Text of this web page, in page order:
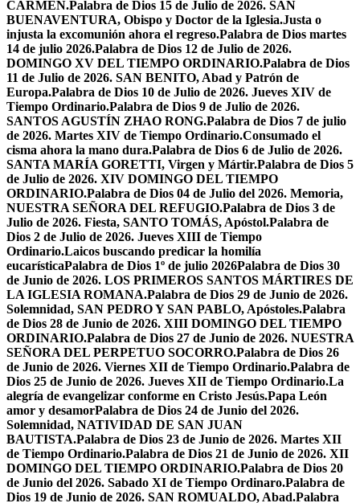
CARMEN.Palabra de Dios 15 de Julio de 2026. SAN
BUENAVENTURA, Obispo y Doctor de la Iglesia.Justa o
injusta la excomunión ahora el regreso.Palabra de Dios martes
14 de julio 2026.Palabra de Dios 12 de Julio de 2026.
DOMINGO XV DEL TIEMPO ORDINARIO.Palabra de Dios
11 de Julio de 2026. SAN BENITO, Abad y Patrón de
Europa.Palabra de Dios 10 de Julio de 2026. Jueves XIV de
Tiempo Ordinario.Palabra de Dios 9 de Julio de 2026.
SANTOS AGUSTÍN ZHAO RONG.Palabra de Dios 7 de julio
de 2026. Martes XIV de Tiempo Ordinario.Consumado el
cisma ahora la mano dura.Palabra de Dios 6 de Julio de 2026.
SANTA MARÍA GORETTI, Virgen y Mártir.Palabra de Dios 5
de Julio de 2026. XIV DOMINGO DEL TIEMPO
ORDINARIO.Palabra de Dios 04 de Julio del 2026. Memoria,
NUESTRA SEÑORA DEL REFUGIO.Palabra de Dios 3 de
Julio de 2026. Fiesta, SANTO TOMÁS, Apóstol.Palabra de
Dios 2 de Julio de 2026. Jueves XIII de Tiempo
Ordinario.Laicos buscando predicar la homilía
eucarísticaPalabra de Dios 1º de julio 2026Palabra de Dios 30
de Junio de 2026. LOS PRIMEROS SANTOS MÁRTIRES DE
LA IGLESIA ROMANA.Palabra de Dios 29 de Junio de 2026.
Solemnidad, SAN PEDRO Y SAN PABLO, Apóstoles.Palabra
de Dios 28 de Junio de 2026. XIII DOMINGO DEL TIEMPO
ORDINARIO.Palabra de Dios 27 de Junio de 2026. NUESTRA
SEÑORA DEL PERPETUO SOCORRO.Palabra de Dios 26
de Junio de 2026. Viernes XII de Tiempo Ordinario.Palabra de
Dios 25 de Junio de 2026. Jueves XII de Tiempo Ordinario.La
alegría de evangelizar conforme en Cristo Jesús.Papa León
amor y desamorPalabra de Dios 24 de Junio del 2026.
Solemnidad, NATIVIDAD DE SAN JUAN
BAUTISTA.Palabra de Dios 23 de Junio de 2026. Martes XII
de Tiempo Ordinario.Palabra de Dios 21 de Junio de 2026. XII
DOMINGO DEL TIEMPO ORDINARIO.Palabra de Dios 20
de Junio del 2026. Sabado XI de Tiempo Ordinaro.Palabra de
Dios 19 de Junio de 2026. SAN ROMUALDO, Abad.Palabra